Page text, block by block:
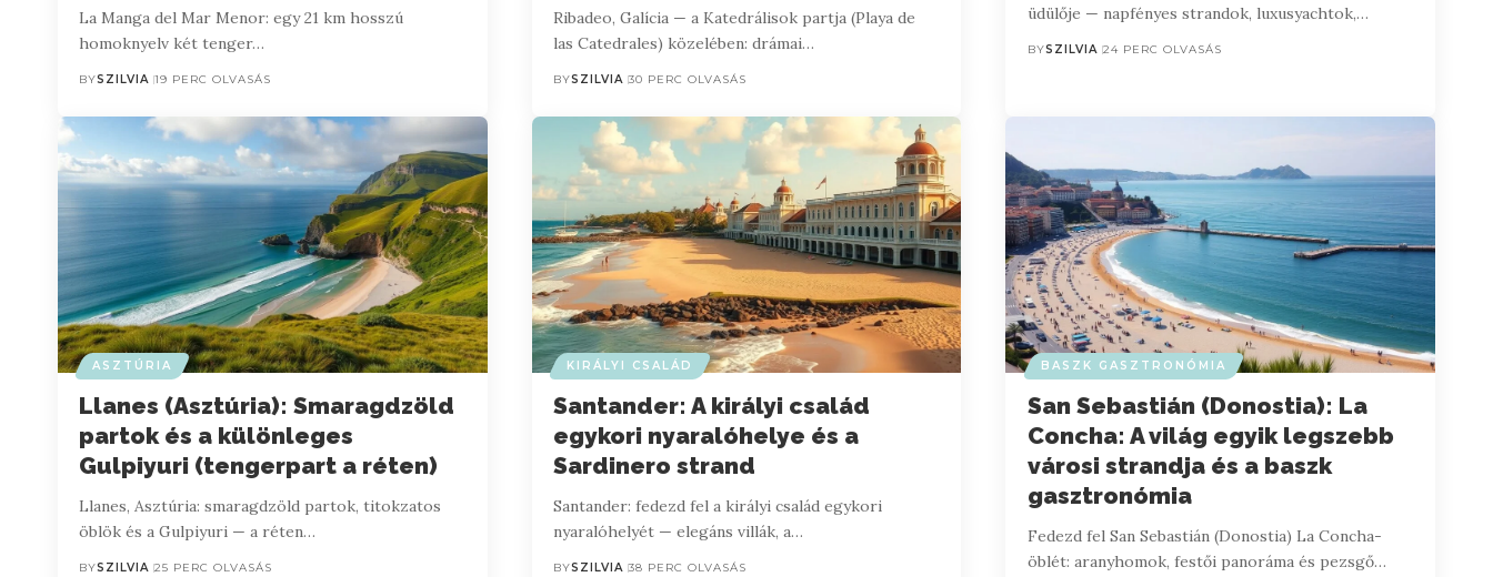
La Manga del Mar Menor: egy 21 km hosszú
homoknyelv két tenger…
BYSZILVIA 19 PERC OLVASÁS
Ribadeo, Galícia — a Katedrálisok partja (Playa de
las Catedrales) közelében: drámai…
BYSZILVIA 30 PERC OLVASÁS
üdülője — napfényes strandok, luxusyachtok,…
BYSZILVIA 24 PERC OLVASÁS
ASZTÚRIA
Llanes (Asztúria): Smaragdzöld
partok és a különleges
Gulpiyuri (tengerpart a réten)
Llanes, Asztúria: smaragdzöld partok, titokzatos
öblök és a Gulpiyuri — a réten…
BYSZILVIA 25 PERC OLVASÁS
KIRÁLYI CSALÁD
Santander: A királyi család
egykori nyaralóhelye és a
Sardinero strand
Santander: fedezd fel a királyi család egykori
nyaralóhelyét — elegáns villák, a…
BYSZILVIA 38 PERC OLVASÁS
BASZK GASZTRONÓMIA
San Sebastián (Donostia): La
Concha: A világ egyik legszebb
városi strandja és a baszk
gasztronómia
Fedezd fel San Sebastián (Donostia) La Concha-
öblét: aranyhomok, festői panoráma és pezsgő…